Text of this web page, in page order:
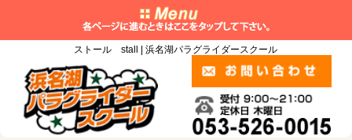
ストール stall | 浜名湖パラグライダースクール